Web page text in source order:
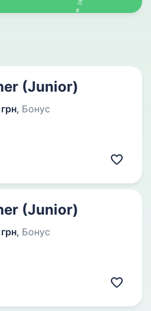
(Junior)
, Бонус
(Junior)
, Бонус